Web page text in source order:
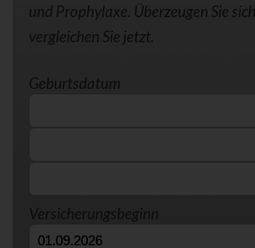
und Prophylaxe. Überzeugen Sie
vergleichen Sie jetzt.
Geburtsdatum
Versicherungsbeginn